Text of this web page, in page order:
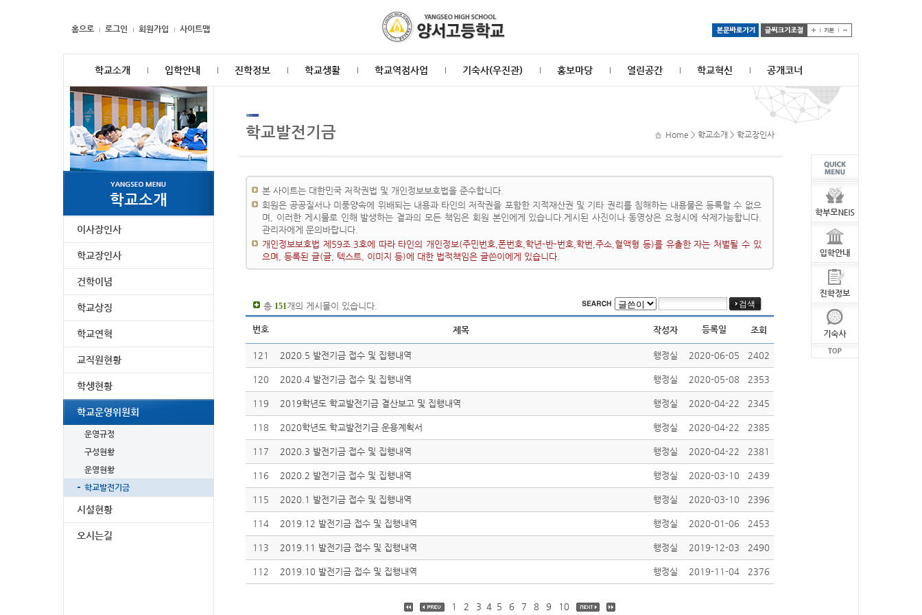
홈으로 로그인 회원가입 사이트맵
학교소개 입학안내 진학정보 학교생활 학교역점사업 기숙사(우진관) 홍보마당 열린공간 학교혁신 공개코너
학교소개
이사장인사
학교장인사
건학이념
학교상징
학교연혁
교직원현황
학생현황
학교운영위원회
운영규정
구성현황
운영현황
학교발전기금
시설현황
오시는길
학교발전기금 Home > 학교소개 > 학교장인사
본 사이트는 대한민국 저작권법 및 개인정보보호법을 준수합니다.
회원은 공공질서나 미풍양속에 위배되는 내용과 타인의 저작권을 포함한 지적재산권 및 기타 권리를 침해하는 내용물은 등록할 수 없으
며, 이러한 게시물로 인해 발생하는 결과의 모든 책임은 회원 본인에게 있습니다.게시된 사진이나 동영상은 요청시에 삭제가능합니다.
관리자에게 문의바랍니다.
개인정보보호법 제59조.3호에 따라 타인의 개인정보(주민번호,폰번호,학년-반-번호,학번,주소,혈액형 등)를 유출한 자는 처벌될 수 있
으며, 등록된 글(글, 텍스트, 이미지 등)에 대한 법적책임은 글쓴이에게 있습니다.
총 151개의 게시물이 있습니다.
번호 제목 작성자 등록일 조회
121 2020.5 발전기금 접수 및 집행내역 행정실 2020-06-05 2402
120 2020.4 발전기금 접수 및 집행내역 행정실 2020-05-08 2353
119 2019학년도 학교발전기금 결산보고 및 집행내역 행정실 2020-04-22 2345
118 2020학년도 학교발전기금 운용계획서 행정실 2020-04-22 2385
117 2020.3 발전기금 접수 및 집행내역 행정실 2020-04-22 2381
116 2020.2 발전기금 접수 및 집행내역 행정실 2020-03-10 2439
115 2020.1 발전기금 접수 및 집행내역 행정실 2020-03-10 2396
114 2019.12 발전기금 접수 및 집행내역 행정실 2020-01-06 2453
113 2019.11 발전기금 접수 및 집행내역 행정실 2019-12-03 2490
112 2019.10 발전기금 접수 및 집행내역 행정실 2019-11-04 2376
1 2 3 4 5 6 7 8 9 10